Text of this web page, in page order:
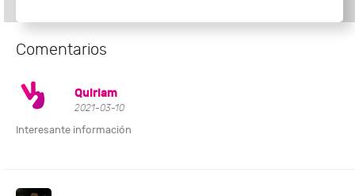
Comentarios
Quiriam
2021-03-10
Interesante información